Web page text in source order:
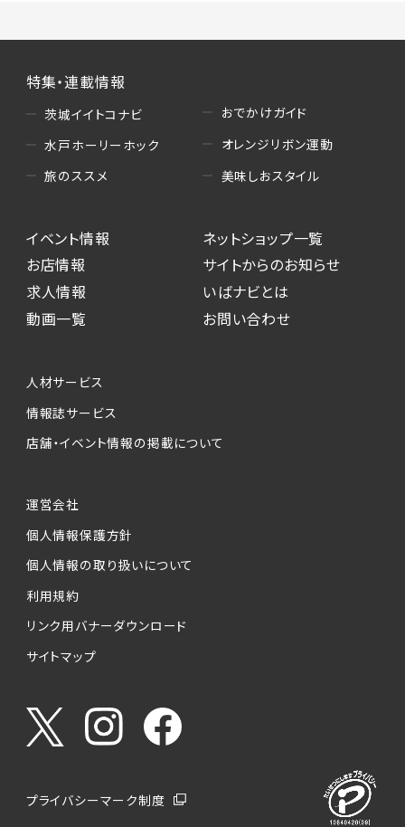
特集・連載情報
茨城イイトコナビ
水戸ホーリーホック
旅のススメ
おでかけガイド
オレンジリボン運動
美味しおスタイル
イベント情報
お店情報
求人情報
動画一覧
ネットショップ一覧
サイトからのお知らせ
いばナビとは
お問い合わせ
人材サービス
情報誌サービス
店舗・イベント情報の掲載について
運営会社
個人情報保護方針
個人情報の取り扱いについて
利用規約
リンク用バナーダウンロード
サイトマップ
プライバシーマーク制度